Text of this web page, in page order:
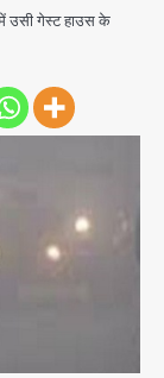
उसी गेस्ट हाउस के
दौलत’ का
होगी दिल्ली